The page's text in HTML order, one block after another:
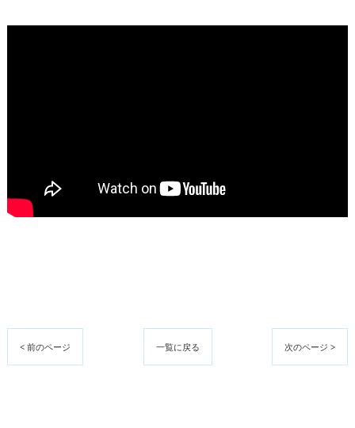
< 前のページ 一覧に戻る 次のページ >